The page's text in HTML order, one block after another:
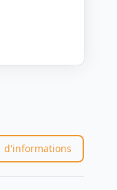
d'informations